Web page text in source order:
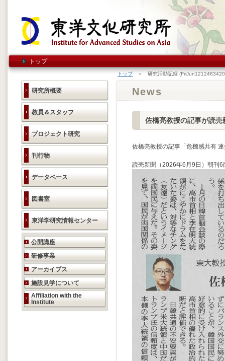
トップ
研究所概要
教員＆スタッフ
プロジェクト研究
刊行物
データベース
図書室
東洋学研究情報センター
研究活動のご案内
公開講座
研修事業
アーカイブス
施設見学について
Affiliation with the
Institute
トップ＞ 研究活動記録
News
佐橋亮教授の記事が読
佐橋亮教授の記事「危機感共有
読売新聞（2026年6月9日）朝刊6